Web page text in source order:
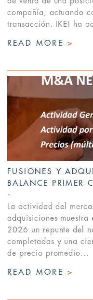
compañía, actuando
transacción. IKEI ha
READ MORE >
FUSIONES Y
BALANCE PRIMER
La actividad del
adquisiciones muestra
2026 un repunte del
completadas y una
de precio promedio...
READ MORE >